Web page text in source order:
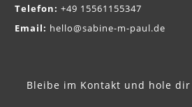
Telefon: +49 15561155347
Email: hello@sabine-m-paul.de
Bleibe im Kontakt und hole